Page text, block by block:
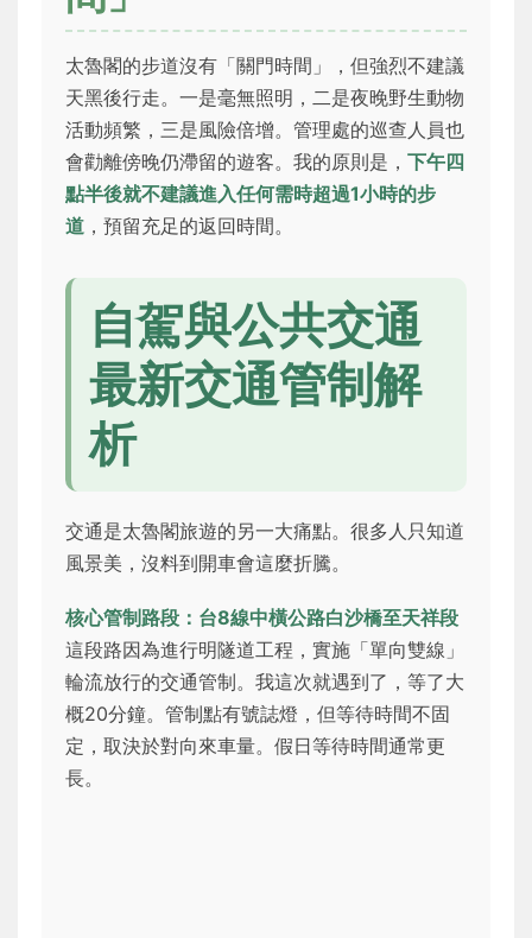
太魯閣的步道沒有「關門時間」，但強烈不建議
天黑後行走。一是毫無照明，二是夜晚野生動物
活動頻繁，三是風險倍增。管理處的巡查人員也
會勸離傍晚仍滯留的遊客。我的原則是， 下午四
點半後就不建議進入任何需時超過1小時的步
道 ，預留充足的返回時間。
自駕與公共交通
最新交通管制解
析
交通是太魯閣旅遊的另一大痛點。很多人只知道
風景美，沒料到開車會這麼折騰。
核心管制路段：台8線中橫公路白沙橋至天祥段
這段路因為進行明隧道工程，實施「單向雙線」
輪流放行的交通管制。我這次就遇到了，等了大
概20分鐘。管制點有號誌燈，但等待時間不固
定，取決於對向來車量。假日等待時間通常更
長。